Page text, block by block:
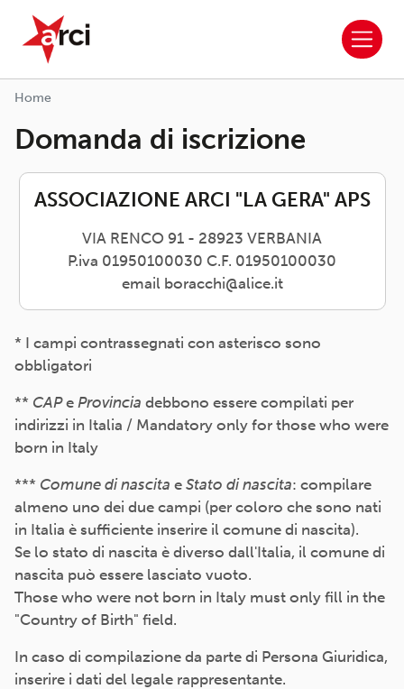
Salta al contenuto principale
ARCI APS
Home
Domanda di iscrizione
ASSOCIAZIONE ARCI "LA GERA" APS
VIA RENCO 91 - 28923 VERBANIA
P.iva 01950100030 C.F. 01950100030
email boracchi@alice.it
* I campi contrassegnati con asterisco sono
obbligatori
** CAPe Provincia debbono essere compilati per
indirizzi in Italia / Mandatory only for those who were
born in Italy
*** Comune di nascita e Stato di nascita: compilare
almeno uno dei due campi (per coloro che sono nati
in Italia è sufficiente inserire il comune di nascita).
Se lo stato di nascita è diverso dall'Italia, il comune di
nascita può essere lasciato vuoto.
Those who were not born in Italy must only fill in the
"Country of Birth" field.
In caso di compilazione da parte di Persona Giuridica,
inserire i dati del legale rappresentante.